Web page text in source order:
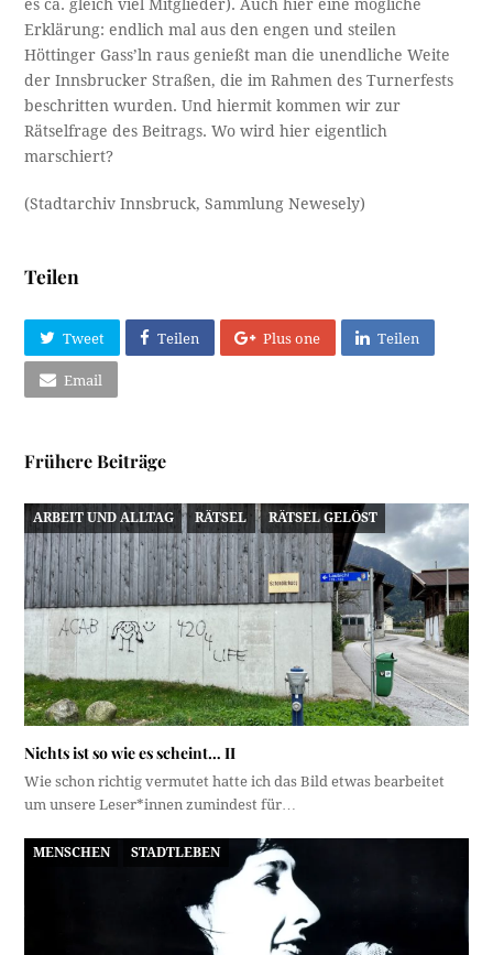
es ca. gleich viel Mitglieder). Auch hier eine mögliche
Erklärung: endlich mal aus den engen und steilen
Höttinger Gass’ln raus genießt man die unendliche Weite
der Innsbrucker Straßen, die im Rahmen des Turnerfests
beschritten wurden. Und hiermit kommen wir zur
Rätselfrage des Beitrags. Wo wird hier eigentlich
marschiert?
(Stadtarchiv Innsbruck, Sammlung Newesely)
Teilen
Tweet Teilen Plus one Teilen
Email
Frühere Beiträge
ARBEIT UND ALLTAG RÄTSEL RÄTSEL GELÖST
Nichts ist so wie es scheint… II
Wie schon richtig vermutet hatte ich das Bild etwas bearbeitet
um unsere Leser*innen zumindest für…
MENSCHEN STADTLEBEN